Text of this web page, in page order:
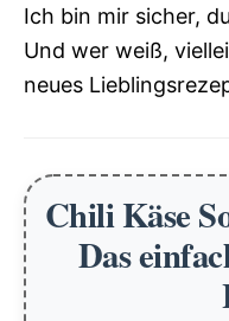
Ich bin mir sicher,
Und wer weiß,
neues
Chili Käse
Das